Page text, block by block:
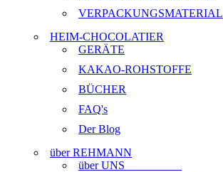
VERPACKUNGSMATERIAL
HEIM-CHOCOLATIER
GERÄTE
KAKAO-ROHSTOFFE
BÜCHER
FAQ's
Der Blog
über REHMANN
über UNS